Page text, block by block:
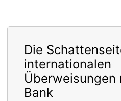
Die
internationalen
Überweisungen
Bank